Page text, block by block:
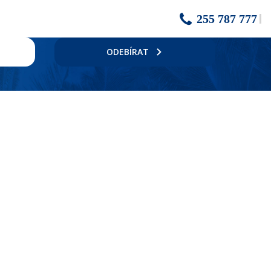
255 787 777
Club Dinarobin), 2 bary, obchod se suvenýry, business centrum,
prkno, wifi zdarma, cca 65m2
ODEBÍRAT